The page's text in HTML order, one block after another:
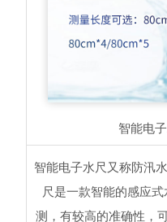
智能电
智能电子水尺又称防汛
尺是一款智能的感应
测，有较高的准确性，